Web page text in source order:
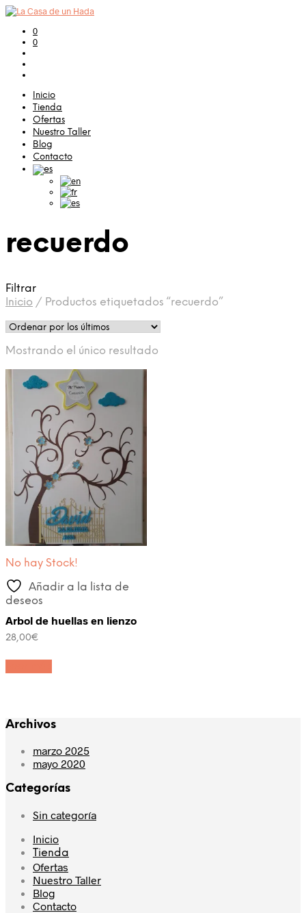
0
0
Inicio
Tienda
Ofertas
Nuestro Taller
Blog
Contacto
recuerdo
Filtrar
Inicio / Productos etiquetados “recuerdo”
Mostrando el único resultado
No hay Stock!
Añadir a la lista de
deseos
Arbol de huellas en lienzo
28,00€
Archivos
marzo 2025
mayo 2020
Categorías
Sin categoría
Inicio
Tienda
Ofertas
Nuestro Taller
Blog
Contacto